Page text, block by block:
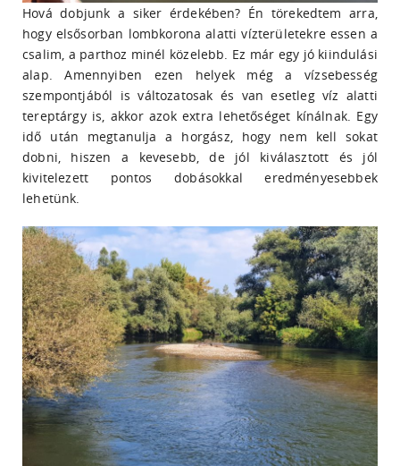
Hová dobjunk a siker érdekében? Én törekedtem arra,
hogy elsősorban lombkorona alatti vízterületekre essen a
csalim, a parthoz minél közelebb. Ez már egy jó kiindulási
alap. Amennyiben ezen helyek még a vízsebesség
szempontjából is változatosak és van esetleg víz alatti
tereptárgy is, akkor azok extra lehetőséget kínálnak. Egy
idő után megtanulja a horgász, hogy nem kell sokat
dobni, hiszen a kevesebb, de jól kiválasztott és jól
kivitelezett pontos dobásokkal eredményesebbek
lehetünk.